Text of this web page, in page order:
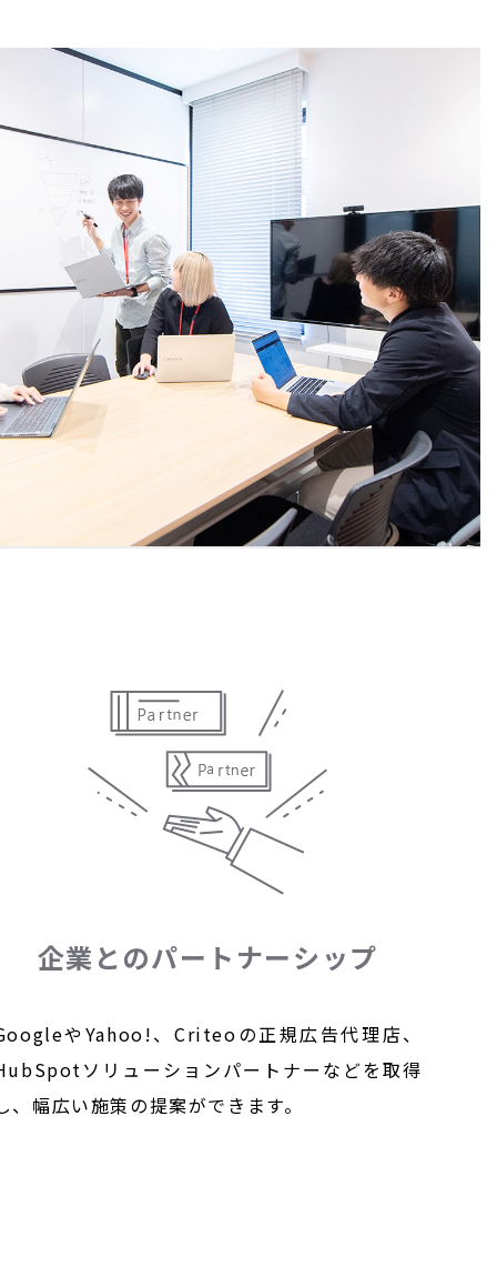
企業とのパートナーシップ
やYahoo!、Criteoの正規広告代理店、
ソリューションパートナーなどを取得
、幅広い施策の提案ができます。